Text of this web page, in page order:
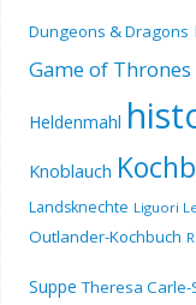
Dungeons & Dragons
Game of Thrones
Heldenmahl
Knoblauch
Landsknechte Liguori
Outlander-Kochbuch
Suppe Theresa Carle-